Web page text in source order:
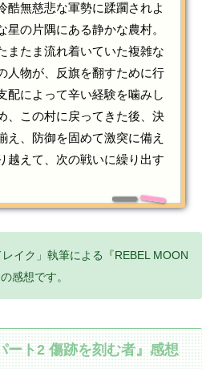
酷無慈悲な軍勢に蹂躙されよ
星の片隅にある静かな農村。
またま流れ着いていた複雑な
人物が、反旗を翻すために行
配によって辛い経験を噛みし
、この村に戻ってきた後、決
え、防御を固めて激突に備え
越えて、次の戦いに繰り出す
イク」執筆による『REBEL MOON
感想です。
ート2 傷跡を刻む者』感想